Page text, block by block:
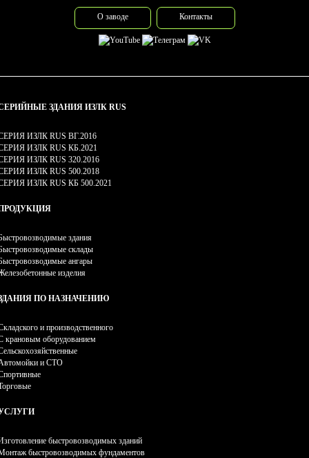
О заводе Контакты
ЗДАНИЯ ИЗЛК RUS
ИЗЛК RUS ВГ.2016
ИЗЛК RUS КБ.2021
ИЗЛК RUS 320.2016
ИЗЛК RUS 500.2018
ИЗЛК RUS КБ 500.2021
здания
склады
ангары
изделия
ПО НАЗНАЧЕНИЮ
и производственного
крановым оборудованием
и СТО
быстровозводимых зданий
быстровозводимых фундаментов